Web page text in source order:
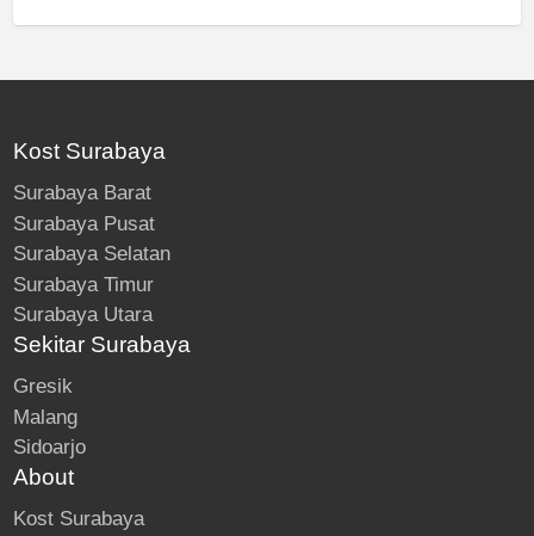
Kost Surabaya
Surabaya Barat
Surabaya Pusat
Surabaya Selatan
Surabaya Timur
Surabaya Utara
Sekitar Surabaya
Gresik
Malang
Sidoarjo
About
Kost Surabaya